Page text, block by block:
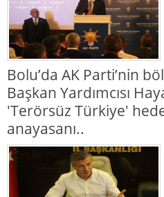
Bolu’da AK Parti’nin
Başkan Yardımcısı
'Terörsüz Türkiye'
anayasanı..